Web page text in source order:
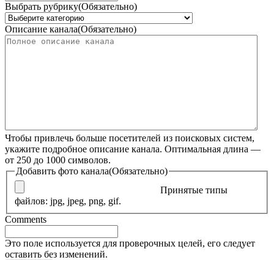
Выбрать рубрику(Обязательно)
Описание канала(Обязательно)
Чтобы привлечь больше посетителей из поисковых систем,
укажите подробное описание канала. Оптимальная длина —
от 250 до 1000 символов.
Добавить фото канала(Обязательно)
Принятые типы
файлов: jpg, jpeg, png, gif.
Comments
Это поле используется для проверочных целей, его следует
оставить без изменений.